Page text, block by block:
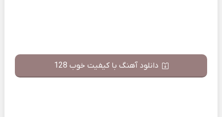
دانلود آهنگ با کیفیت خوب 128